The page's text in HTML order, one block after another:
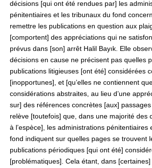
décisions [qui ont été rendues par] les
pénitentiaires et les tribunaux du fond
remettre les publications en question aux
[comportent] des appréciations qui ne
prévus dans [son] arrêt Halil Bayık. Elle
décisions en cause ne précisent pas quelles
publications litigieuses [ont été] considérées
[inopportunes], et [qu’elles ne contiennent
considérations abstraites, au lieu d’une
sur] des références concrètes [aux]
relève [toutefois] que, dans une majorité des
à l’espèce], les administrations pénitentiaires
fond indiquent sur quelles pages se trouvent
publications périodiques [qui ont été]
[problématiques]. Cela étant, dans [certaines]